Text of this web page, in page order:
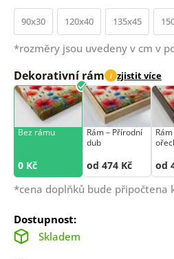
90x30 120x40 135x45
*rozměry jsou uvedeny v cm v
Dekorativní rám i zjistit více
Bez rámu
0 Kč
Rám –⁠⁠⁠⁠⁠⁠ Přírodní
dub
od 474 Kč od
*cena doplňků bude připočtena
Dostupnost:
Skladem